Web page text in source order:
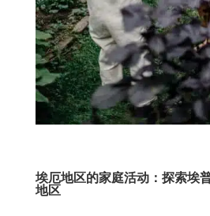
埃厄地区的家庭活动：探索埃
地区